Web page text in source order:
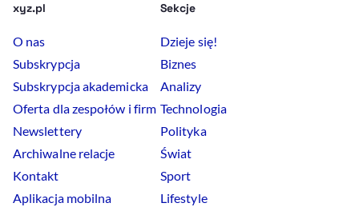
xyz.pl
O nas
Subskrypcja
Subskrypcja akademicka
Oferta dla zespołów i firm
Newslettery
Archiwalne relacje
Kontakt
Aplikacja mobilna
Sekcje
Dzieje się!
Biznes
Analizy
Technologia
Polityka
Świat
Sport
Lifestyle